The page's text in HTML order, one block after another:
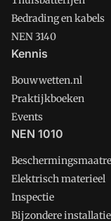
Bedrading en kabels
NEN 3140
Kennis
Bouwwetten.nl
Praktijkboeken
Events
NEN 1010
Elektrisch materieel
Inspectie
Bijzondere